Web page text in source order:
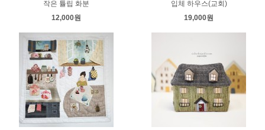
작은 튤립 화분
12,000원
입체 하우스(교회)
19,000원